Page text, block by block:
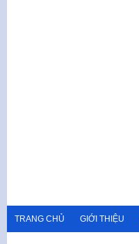
TRANG CHỦ GIỚI THIỆU